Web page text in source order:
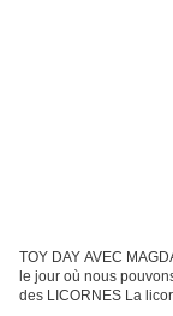
TOY DAY AVEC
le jour où nous
des LICORNES La